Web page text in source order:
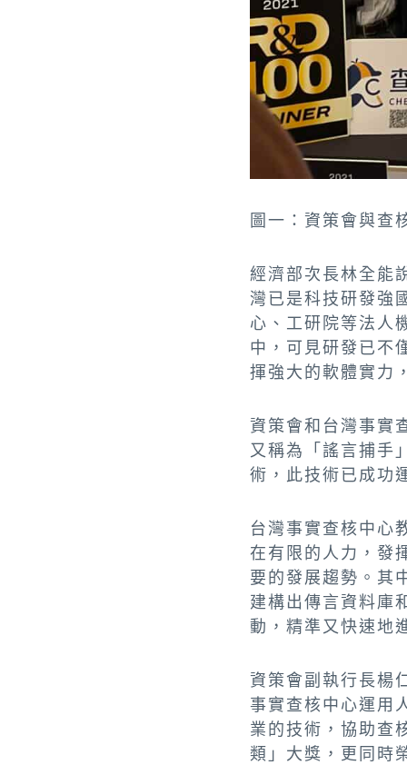
圖一：資策會與查
經濟部次長林全能
灣已是科技研發強
心、工研院等法人
中，可見研發已不
揮強大的軟體實力
資策會和台灣事實
又稱為「謠言捕手
術，此技術已成功
台灣事實查核中心
在有限的人力，發
要的發展趨勢。其
建構出傳言資料庫
動，精準又快速地
資策會副執行長楊
事實查核中心運用
業的技術，協助查
類」大獎，更同時